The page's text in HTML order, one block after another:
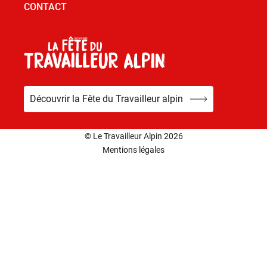
CONTACT
Découvrir la Fête du Travailleur alpin
© Le Travailleur Alpin 2026
Mentions légales